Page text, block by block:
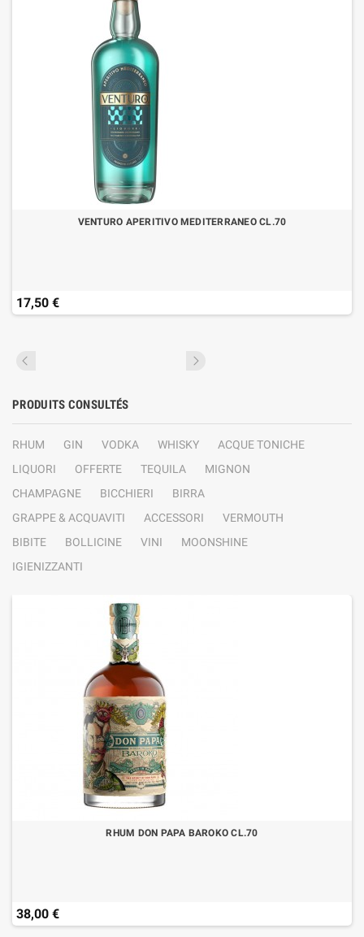
VENTURO APERITIVO MEDITERRANEO CL.70
17,50 €
PRODUITS CONSULTÉS
RHUM GIN VODKA WHISKY
ACQUE TONICHE
LIQUORI
OFFERTE TEQUILA
MIGNON
CHAMPAGNE
BICCHIERI
BIRRA
GRAPPE & ACQUAVITI
ACCESSORI
VERMOUTH
BIBITE
BOLLICINE VINI
MOONSHINE
IGIENIZZANTI
RHUM DON PAPA BAROKO CL.70
38,00 €